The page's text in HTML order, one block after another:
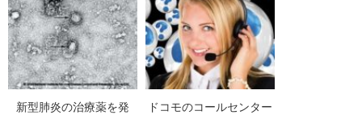
新型肺炎の治療薬を発
ドコモのコールセンター